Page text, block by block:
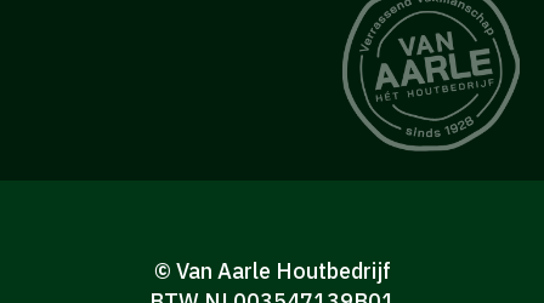
© Van Aarle Houtbedrijf